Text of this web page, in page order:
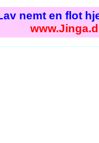
nemt en flot